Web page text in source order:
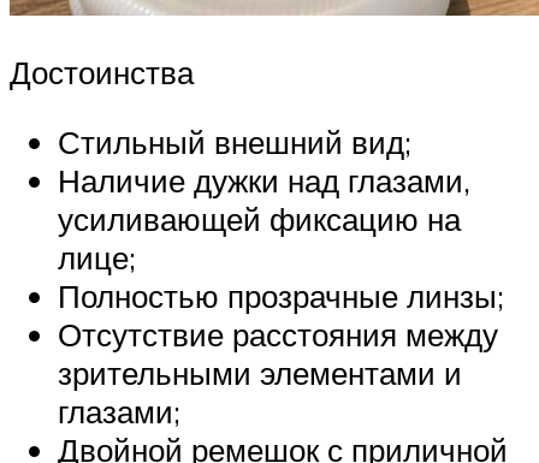
Достоинства
Стильный внешний вид;
Наличие дужки над глазами,
усиливающей фиксацию на
лице;
Полностью прозрачные линзы;
Отсутствие расстояния между
зрительными элементами и
глазами;
Двойной ремешок с приличной